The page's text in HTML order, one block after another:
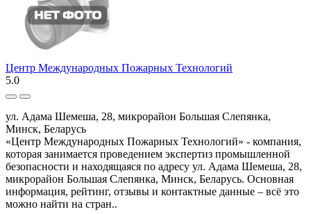
Центр Международных Пожарных Технологий
5.0
ул. Адама Шемеша, 28, микрорайон Большая Слепянка,
Минск, Беларусь
«Центр Международных Пожарных Технологий» - компания,
которая занимается проведением экспертиз промышленной
безопасности и находящаяся по адресу ул. Адама Шемеша, 28,
микрорайон Большая Слепянка, Минск, Беларусь. Основная
информация, рейтинг, отзывы и контактные данные – всё это
можно найти на стран..